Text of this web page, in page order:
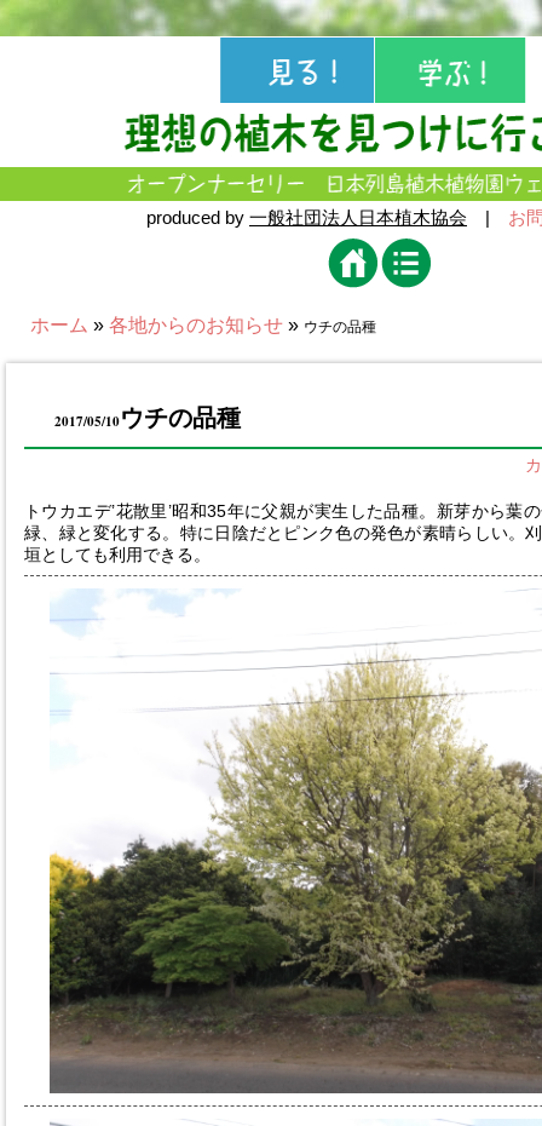
produced by 一般社団法人日本植木協会 | お
ホーム » 各地からのお知らせ » ウチの品種
2017/05/10ウチの品種
トウカエデ’花散里’昭和35年に父親が実生した品種。新芽から葉
緑、緑と変化する。特に日陰だとピンク色の発色が素晴らしい。
垣としても利用できる。